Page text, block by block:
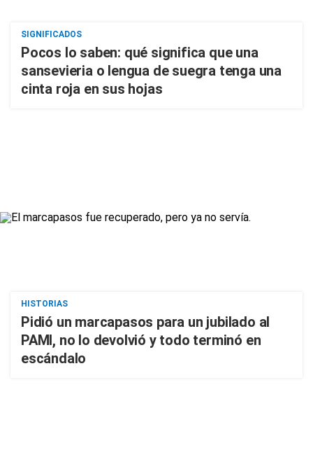
SIGNIFICADOS
Pocos lo saben: qué significa que una
sansevieria o lengua de suegra tenga una
cinta roja en sus hojas
HISTORIAS
Pidió un marcapasos para un jubilado al
PAMI, no lo devolvió y todo terminó en
escándalo